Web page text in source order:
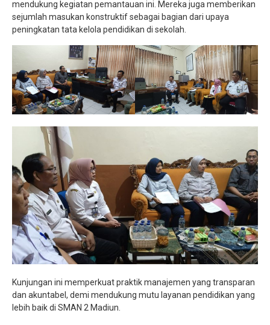
mendukung kegiatan pemantauan ini. Mereka juga memberikan
sejumlah masukan konstruktif sebagai bagian dari upaya
peningkatan tata kelola pendidikan di sekolah.
Kunjungan ini memperkuat praktik manajemen yang transparan
dan akuntabel, demi mendukung mutu layanan pendidikan yang
lebih baik di SMAN 2 Madiun.